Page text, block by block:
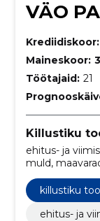
VÄO
Krediidiskoor:
Maineskoor:
Töötajaid: 21
Killustiku
ehitus- ja
muld,
tooraine,
killustiku
ehitus- ja